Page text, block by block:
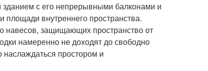
зданием с его непрерывными балконами и
площади внутреннего пространства.
навесов, защищающих пространство от
намеренно не доходят до свободно
простором и